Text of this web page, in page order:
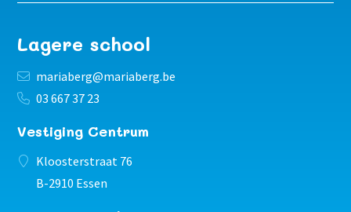
Lagere school
mariaberg@mariaberg.be
03 667 37 23
Vestiging Centrum
Kloosterstraat 76
B-2910 Essen